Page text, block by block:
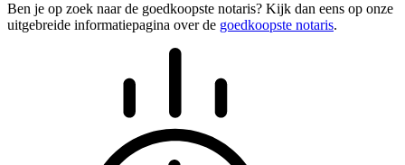
Ben je op zoek naar de goedkoopste notaris? Kijk dan eens op onze
uitgebreide informatiepagina over de goedkoopste notaris.